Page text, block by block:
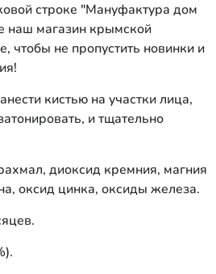
строке "Мануфактура дом
наш магазин крымской
чтобы не пропустить новинки и
кистью на участки лица,
и тщательно
диоксид кремния, магния
оксид цинка, оксиды железа.